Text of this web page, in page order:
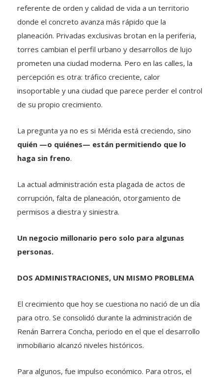
referente de orden y calidad de vida a un territorio
donde el concreto avanza más rápido que la
planeación. Privadas exclusivas brotan en la periferia,
torres cambian el perfil urbano y desarrollos de lujo
prometen una ciudad moderna. Pero en las calles, la
percepción es otra: tráfico creciente, calor
insoportable y una ciudad que parece perder el control
de su propio crecimiento.
La pregunta ya no es si Mérida está creciendo, sino
quién —o quiénes— están permitiendo que lo
haga sin freno.
La actual administración esta plagada de actos de
corrupción, falta de planeación, otorgamiento de
permisos a diestra y siniestra.
Un negocio millonario pero solo para algunas
personas.
DOS ADMINISTRACIONES, UN MISMO PROBLEMA
El crecimiento que hoy se cuestiona no nació de un día
para otro. Se consolidó durante la administración de
Renán Barrera Concha, periodo en el que el desarrollo
inmobiliario alcanzó niveles históricos.
Para algunos, fue impulso económico. Para otros, el